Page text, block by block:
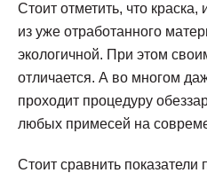
Стоит отметить, что краска,
из уже отработанного
экологичной. При этом
отличается. А во многом
проходит процедуру
любых примесей на
Стоит сравнить показатели